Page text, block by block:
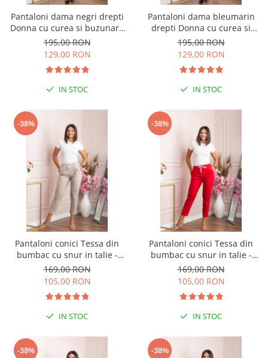
Pantaloni dama negri drepti
Donna cu curea si buzunare
functionale
195,00 RON
129,00 RON
IN STOC
Pantaloni dama bleumarin
drepti Donna cu curea si
buzunare functionale
195,00 RON
129,00 RON
IN STOC
-38%
Pantaloni conici Tessa din
bumbac cu snur in talie -
Crem
169,00 RON
105,00 RON
IN STOC
-38%
Pantaloni conici Tessa din
bumbac cu snur in talie -
Rosu
169,00 RON
105,00 RON
IN STOC
-38% -38%